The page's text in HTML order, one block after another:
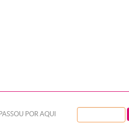
PASSOU POR AQUI